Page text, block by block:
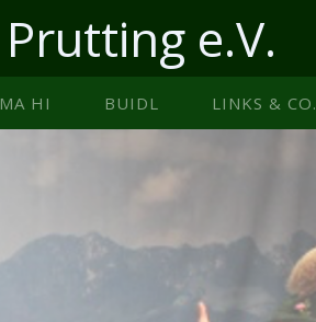
e.V.
HI BUIDL LINKS & CO.